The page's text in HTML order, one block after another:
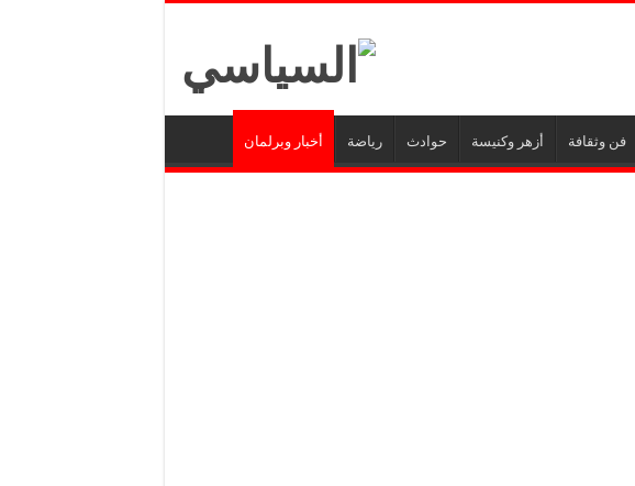
أخبار وبرلمان رياضة حوادث أزهر وكنيسة فن وثقافة